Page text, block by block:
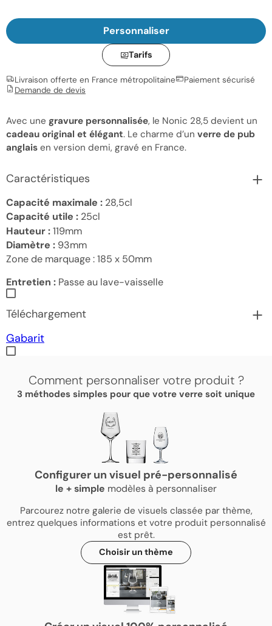
Personnaliser
Tarifs
Livraison offerte en France métropolitaine
Paiement sécurisé
Demande de devis
Avec une gravure personnalisée, le Nonic 28,5 devient un
cadeau original et élégant. Le charme d’un verre de pub
anglais en version demi, gravé en France.
Caractéristiques
Capacité maximale : 28,5cl
Capacité utile : 25cl
Hauteur :119mm
Diamètre : 93mm
Zone de marquage :185 x 50mm
Entretien : Passe au lave-vaisselle
Téléchargement
Gabarit
Comment personnaliser votre produit ?
3 méthodes simples pour que votre verre soit unique
Configurer un visuel pré-personnalisé
le +simple modèles à personnaliser
Parcourez notre galerie de visuels classée par thème,
entrez quelques informations et votre produit personnalisé
est prêt.
Choisir un thème